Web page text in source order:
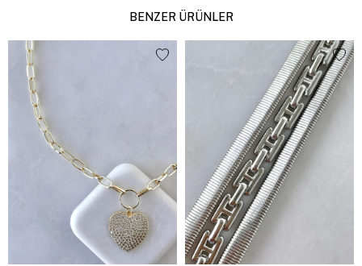
BENZER ÜRÜNLER